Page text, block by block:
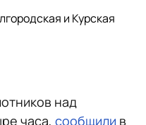
и Курская
над
часа, сообщили в